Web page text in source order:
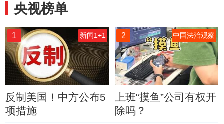
央视榜单
1 新闻1+1
反制美国！中方公布5
项措施
2 中国法治观察
上班“摸鱼”公司有权开
除吗？